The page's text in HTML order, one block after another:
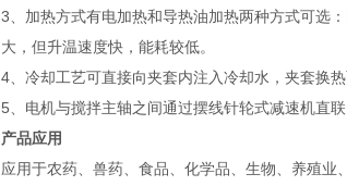
3、加热方式有电加热和导热油加热两种方式可选
大，但升温速度快，能耗较低。
4、冷却工艺可直接向夹套内注入冷却水，夹套换热
5、电机与搅拌主轴之间通过摆线针轮式减速机直
产品应用
应用于农药、兽药、食品、化学品、生物、养殖业